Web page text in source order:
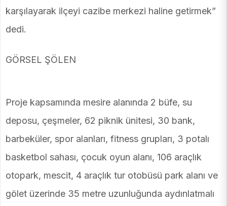
karşılayarak ilçeyi cazibe merkezi haline getirmek”
dedi.
GÖRSEL ŞÖLEN
Proje kapsamında mesire alanında 2 büfe, su
deposu, çeşmeler, 62 piknik ünitesi, 30 bank,
barbeküler, spor alanları, fitness grupları, 3 potalı
basketbol sahası, çocuk oyun alanı, 106 araçlık
otopark, mescit, 4 araçlık tur otobüsü park alanı ve
gölet üzerinde 35 metre uzunluğunda aydınlatmalı